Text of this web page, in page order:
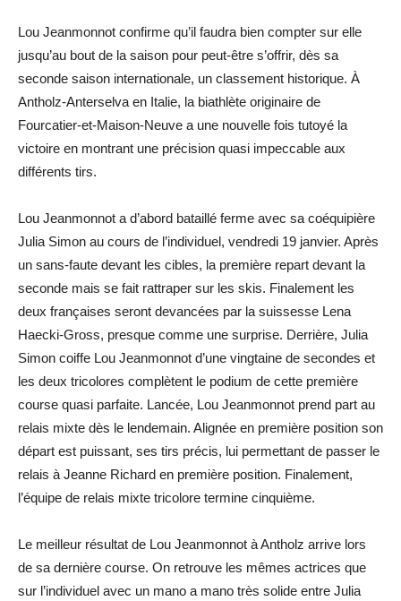
Lou Jeanmonnot confirme qu’il faudra bien compter sur elle
jusqu’au bout de la saison pour peut-être s’offrir, dès sa
seconde saison internationale, un classement historique. À
Antholz-Anterselva en Italie, la biathlète originaire de
Fourcatier-et-Maison-Neuve a une nouvelle fois tutoyé la
victoire en montrant une précision quasi impeccable aux
différents tirs.
Lou Jeanmonnot a d’abord bataillé ferme avec sa coéquipière
Julia Simon au cours de l’individuel, vendredi 19 janvier. Après
un sans-faute devant les cibles, la première repart devant la
seconde mais se fait rattraper sur les skis. Finalement les
deux françaises seront devancées par la suissesse Lena
Haecki-Gross, presque comme une surprise. Derrière, Julia
Simon coiffe Lou Jeanmonnot d’une vingtaine de secondes et
les deux tricolores complètent le podium de cette première
course quasi parfaite. Lancée, Lou Jeanmonnot prend part au
relais mixte dès le lendemain. Alignée en première position son
départ est puissant, ses tirs précis, lui permettant de passer le
relais à Jeanne Richard en première position. Finalement,
l’équipe de relais mixte tricolore termine cinquième.
Le meilleur résultat de Lou Jeanmonnot à Antholz arrive lors
de sa dernière course. On retrouve les mêmes actrices que
sur l’individuel avec un mano a mano très solide entre Julia